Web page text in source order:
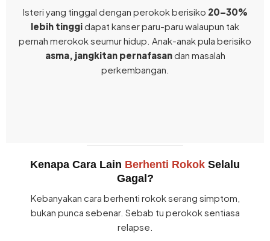
Isteri yang tinggal dengan perokok berisiko 20–30%
lebih tinggidapat kanser paru-paru walaupun tak
pernah merokok seumur hidup. Anak-anak pula berisiko
asma, jangkitan pernafasandan masalah
perkembangan.
Kenapa Cara Lain Berhenti Rokok Selalu
Gagal?
Kebanyakan cara berhenti rokok serang simptom,
bukan punca sebenar. Sebab tu perokok sentiasa
relapse.